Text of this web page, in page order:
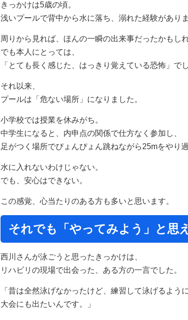
きっかけは5歳の頃。
浅いプールで背中から水に落ち、溺れた経験がありま
周りから見れば、ほんの一瞬の出来事だったかもしれ
でも本人にとっては、
「とても長く感じた、はっきり覚えている恐怖」でし
それ以来、
プールは「危ない場所」になりました。
小学校では授業を休みがち。
中学生になると、内申点の関係で仕方なく参加し、
足がつく場所でぴょんぴょん跳ねながら25mをやり過
水に入れないわけじゃない。
でも、安心はできない。
この感覚、心当たりのある方も多いと思います。
それでも「やってみよう」と思
西川さんが泳ごうと思ったきっかけは、
リハビリの現場で出会った、ある方の一言でした。
「昔は全然泳げなかったけど、練習して泳げるよう
大会にも出たいんです。」